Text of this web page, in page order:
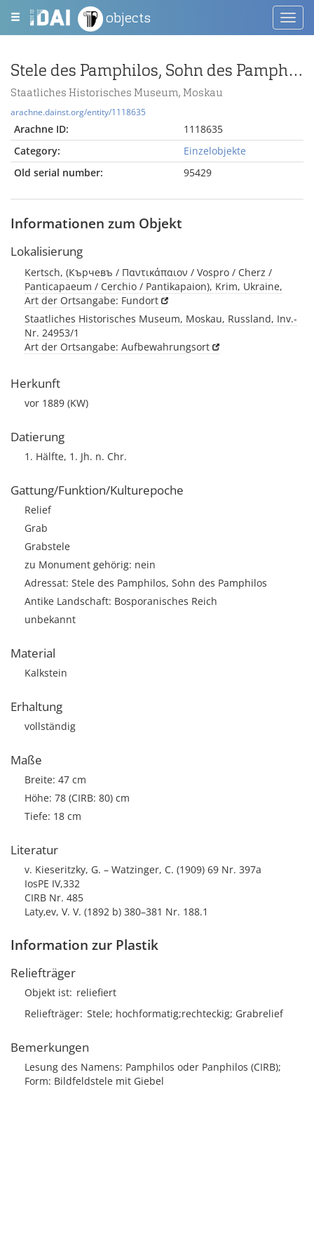
objects
Stele des Pamphilos, Sohn des Pamphilos
Staatliches Historisches Museum, Moskau
arachne.dainst.org/entity/1118635
Arachne ID:
1118635
Category:
Einzelobjekte
Old serial number:
95429
Informationen zum Objekt
Lokalisierung
Kertsch, (Кърчевъ / Παντικάπαιον / Vospro / Cherz /
Panticapaeum / Cerchio / Pantikapaion), Krim, Ukraine,
Art der Ortsangabe: Fundort
Staatliches Historisches Museum, Moskau, Russland, Inv.-
Nr. 24953/1
Art der Ortsangabe: Aufbewahrungsort
Herkunft
vor 1889 (KW)
Datierung
1. Hälfte, 1. Jh. n. Chr.
Gattung/Funktion/Kulturepoche
Relief
Grab
Grabstele
zu Monument gehörig: nein
Adressat: Stele des Pamphilos, Sohn des Pamphilos
Antike Landschaft: Bosporanisches Reich
unbekannt
Material
Kalkstein
Erhaltung
vollständig
Maße
Breite: 47 cm
Höhe: 78 (CIRB: 80) cm
Tiefe: 18 cm
Literatur
v. Kieseritzky, G. – Watzinger, C. (1909) 69 Nr. 397a
IosPE IV,332
CIRB Nr. 485
Laty‚ev, V. V. (1892 b) 380–381 Nr. 188.1
Information zur Plastik
Reliefträger
Objekt ist reliefiert
Reliefträger Stele; hochformatig;rechteckig; Grabrelief
Bemerkungen
Lesung des Namens: Pamphilos oder Panphilos (CIRB);
Form: Bildfeldstele mit Giebel